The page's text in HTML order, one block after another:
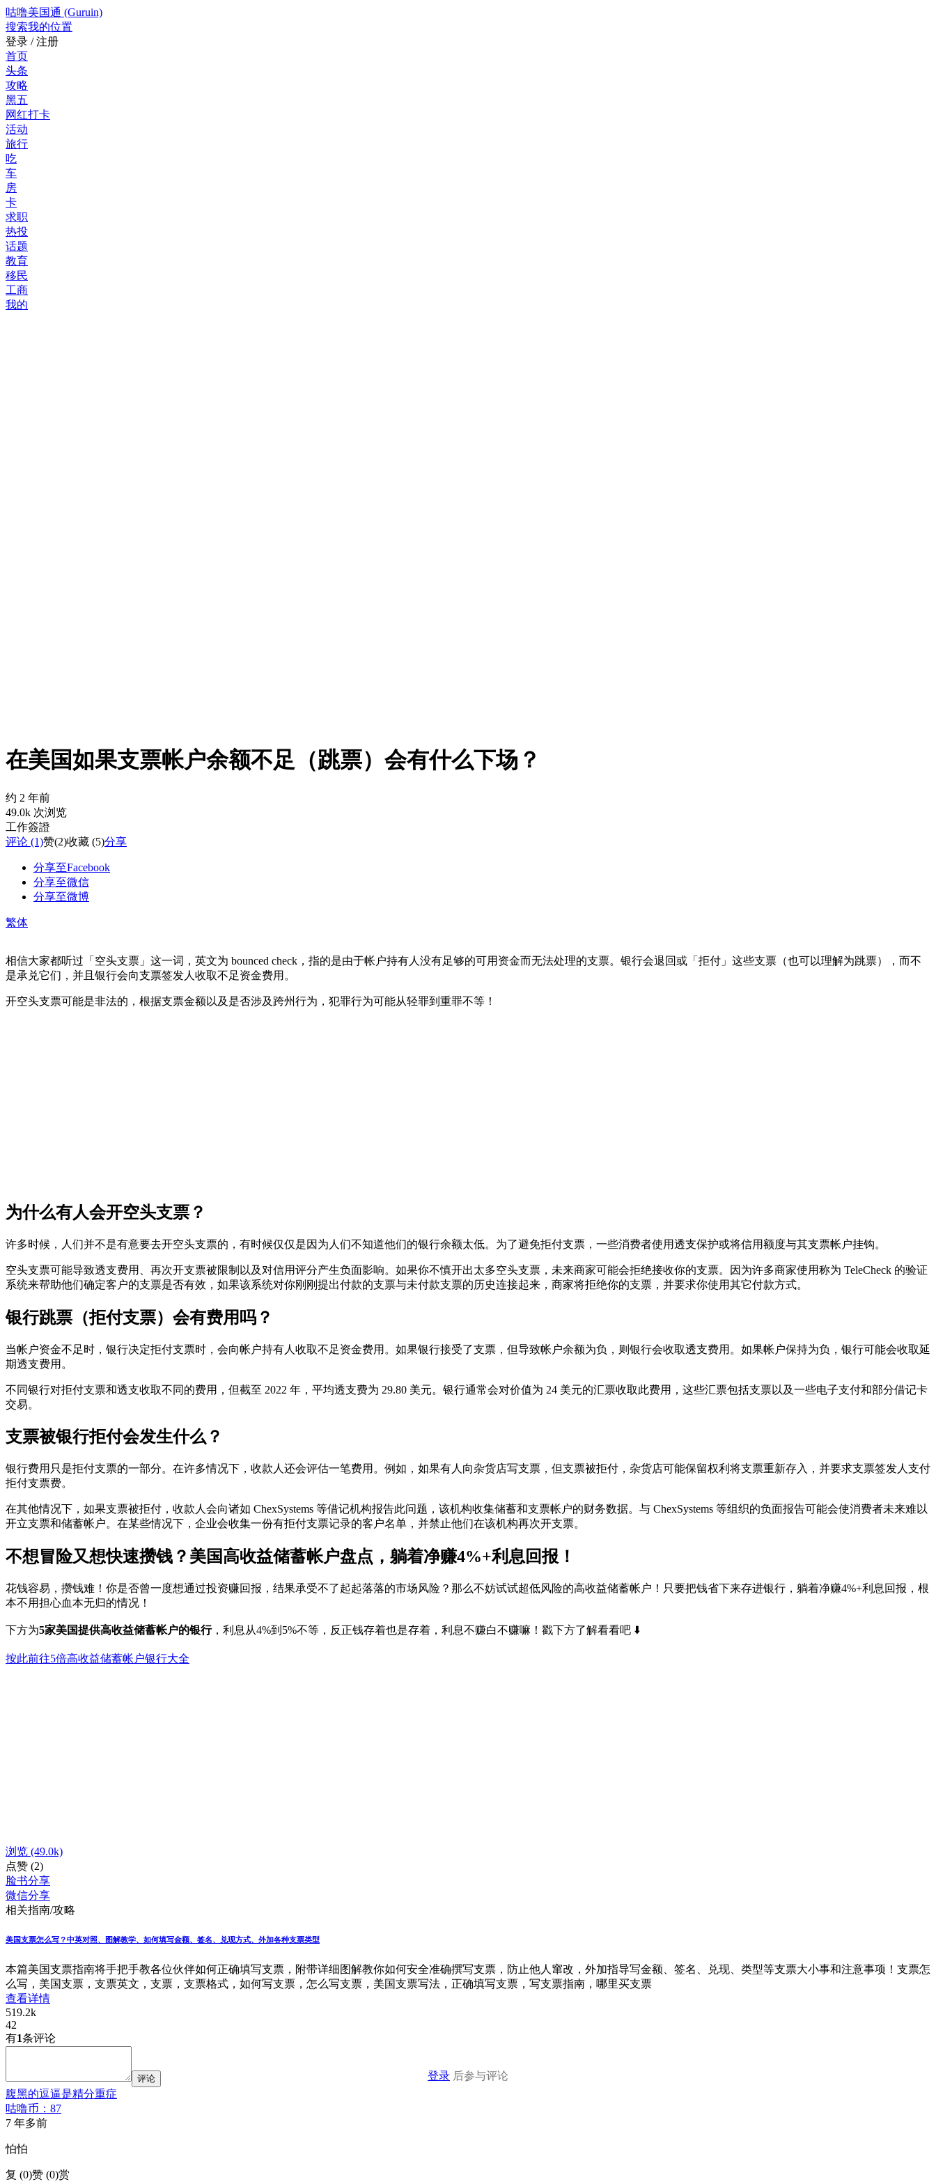
咕噜美国通 (Guruin)
搜索我的位置
登录 / 注册
首页
头条
攻略
黑五
网红打卡
活动
旅行
吃
车
房
卡
求职
热投
话题
教育
移民
工商
我的
在美国如果支票帐户余额不足（跳票）会有什么下场？
约 2 年前
49.0k 次浏览
工作簽證
评论 (1)赞(2)收藏 (5)分享
分享至Facebook
分享至微信
分享至微博
繁体
相信大家都听过「空头支票」这一词，英文为 bounced check，指的是由于帐户持有人没有足够的可用资金而无法处理的支票。银行会退回或「拒付」这些支票（也可以理解为跳票），而不
是承兑它们，并且银行会向支票签发人收取不足资金费用。
开空头支票可能是非法的，根据支票金额以及是否涉及跨州行为，犯罪行为可能从轻罪到重罪不等！
为什么有人会开空头支票？
许多时候，人们并不是有意要去开空头支票的，有时候仅仅是因为人们不知道他们的银行余额太低。为了避免拒付支票，一些消费者使用透支保护或将信用额度与其支票帐户挂钩。
空头支票可能导致透支费用、再次开支票被限制以及对信用评分产生负面影响。如果你不慎开出太多空头支票，未来商家可能会拒绝接收你的支票。因为许多商家使用称为 TeleCheck 的验证
系统来帮助他们确定客户的支票是否有效，如果该系统对你刚刚提出付款的支票与未付款支票的历史连接起来，商家将拒绝你的支票，并要求你使用其它付款方式。
银行跳票（拒付支票）会有费用吗？
当帐户资金不足时，银行决定拒付支票时，会向帐户持有人收取不足资金费用。如果银行接受了支票，但导致帐户余额为负，则银行会收取透支费用。如果帐户保持为负，银行可能会收取延
期透支费用。
不同银行对拒付支票和透支收取不同的费用，但截至 2022 年，平均透支费为 29.80 美元。银行通常会对价值为 24 美元的汇票收取此费用，这些汇票包括支票以及一些电子支付和部分借记卡
交易。
支票被银行拒付会发生什么？
银行费用只是拒付支票的一部分。在许多情况下，收款人还会评估一笔费用。例如，如果有人向杂货店写支票，但支票被拒付，杂货店可能保留权利将支票重新存入，并要求支票签发人支付
拒付支票费。
在其他情况下，如果支票被拒付，收款人会向诸如 ChexSystems 等借记机构报告此问题，该机构收集储蓄和支票帐户的财务数据。与 ChexSystems 等组织的负面报告可能会使消费者未来难以
开立支票和储蓄帐户。在某些情况下，企业会收集一份有拒付支票记录的客户名单，并禁止他们在该机构再次开支票。
不想冒险又想快速攒钱？美国高收益储蓄帐户盘点，躺着净赚4%+利息回报！
花钱容易，攒钱难！你是否曾一度想通过投资赚回报，结果承受不了起起落落的市场风险？那么不妨试试超低风险的高收益储蓄帐户！只要把钱省下来存进银行，躺着净赚4%+利息回报，根
本不用担心血本无归的情况！
下方为5家美国提供高收益储蓄帐户的银行，利息从4%到5%不等，反正钱存着也是存着，利息不赚白不赚嘛！戳下方了解看看吧 ⬇️
按此前往5倍高收益储蓄帐户银行大全
浏览 (49.0k)
点赞 (2)
脸书分享
微信分享
相关指南/攻略
美国支票怎么写？中英对照、图解教学、如何填写金额、签名、兑现方式、外加各种支票类型
本篇美国支票指南将手把手教各位伙伴如何正确填写支票，附带详细图解教你如何安全准确撰写支票，防止他人窜改，外加指导写金额、签名、兑现、类型等支票大小事和注意事项！支票怎
么写，美国支票，支票英文，支票，支票格式，如何写支票，怎么写支票，美国支票写法，正确填写支票，写支票指南，哪里买支票
查看详情
519.2k
42
有1条评论
登录 后参与评论
评论
腹黑的逗逼是精分重症
咕噜币：87
7 年多前
怕怕
复 (0)赞 (0)赏